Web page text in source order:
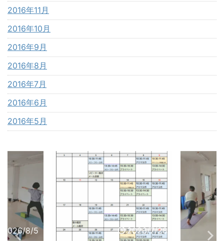
2016年11月
2016年10月
2016年9月
2016年8月
2016年7月
2016年6月
2016年5月
2026/7/28 2026/7/30